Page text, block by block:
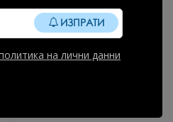
ИЗПРАТИ
на лични данни